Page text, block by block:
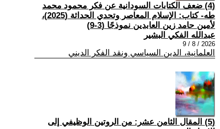
(4) ضعف الكتابات السودانية عن فكر محمود محمد
طه- كتاب: الإسلام المعاصر وتحدي الحداثة (2025)،
لأمين حامد زين العابدين نموذجًا (3-9)
عبدالله الفكي البشير
2026 / 8 / 9
العلمانية، الدين السياسي ونقد الفكر الديني
(5) المقال الثامن عشر: من الروتين الوظيفي إلى